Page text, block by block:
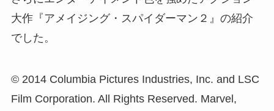
大作『アメイジング・スパイダーマン２』の紹介
でした。
© 2014 Columbia Pictures Industries, Inc. and LSC
Film Corporation. All Rights Reserved. Marvel,